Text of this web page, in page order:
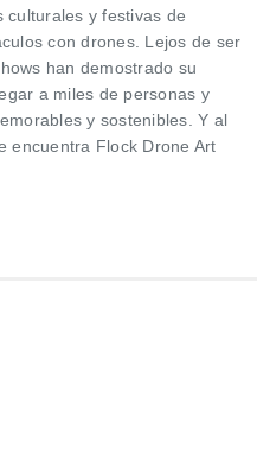
culturales y festivas de
con drones. Lejos de ser
han demostrado su
a miles de personas y
y sostenibles. Y al
encuentra Flock Drone Art